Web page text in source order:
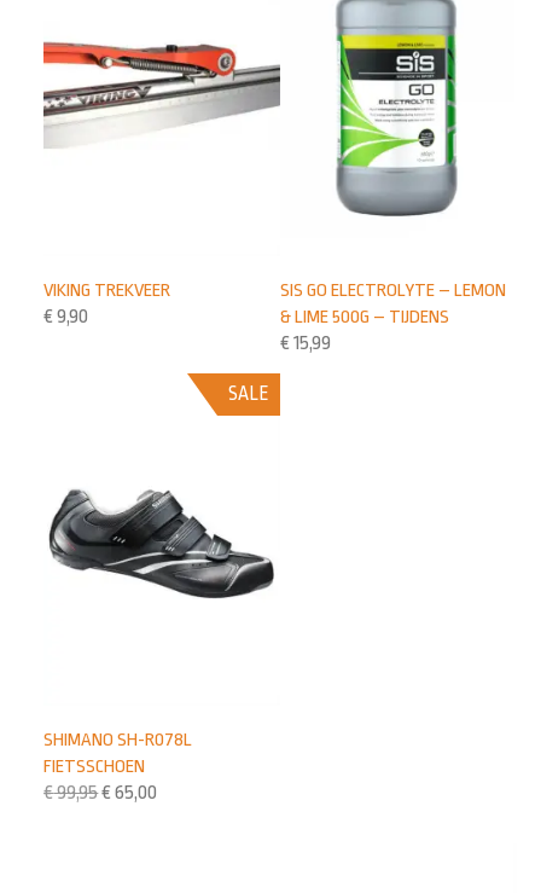
SIS GO ELECTROLYTE – LEMON
& LIME 500G – TIJDENS
€ 15,99
VIKING TREKVEER
€ 9,90
SALE
SHIMANO SH-R078L
FIETSSCHOEN
€99,95€ 65,00